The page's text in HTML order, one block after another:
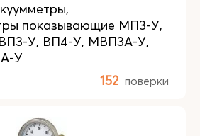
показывающие МП3-У,
У, ВП4-У, МВП3А-У,
У
152 поверки